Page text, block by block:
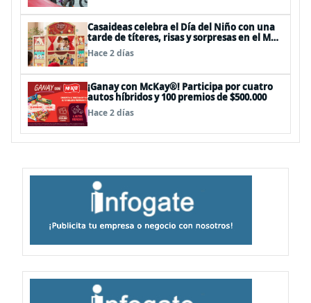
Casaideas celebra el Día del Niño con una
tarde de títeres, risas y sorpresas en el Mall
Plaza Vespucio
Hace 2 días
¡Ganay con McKay®! Participa por cuatro
autos híbridos y 100 premios de $500.000
Hace 2 días